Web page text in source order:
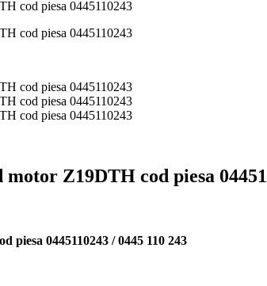
Z19DTH cod piesa
0445110243 / 0445 110 243